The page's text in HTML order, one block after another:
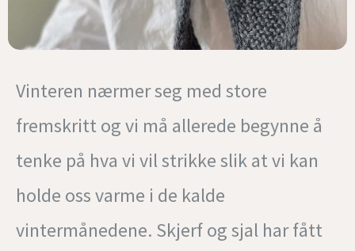
Vinteren nærmer seg med store
fremskritt og vi må allerede begynne å
tenke på hva vi vil strikke slik at vi kan
holde oss varme i de kalde
vintermånedene. Skjerf og sjal har fått